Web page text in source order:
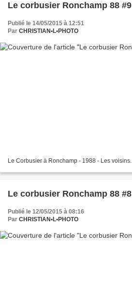
Le corbusier Ronchamp 88 #9
Publié le 14/05/2015 à 12:51
Par CHRISTIAN•L•PHOTO
Le Corbusier à Ronchamp - 1988 - Les voisins.
Le corbusier Ronchamp 88 #8
Publié le 12/05/2015 à 08:16
Par CHRISTIAN•L•PHOTO